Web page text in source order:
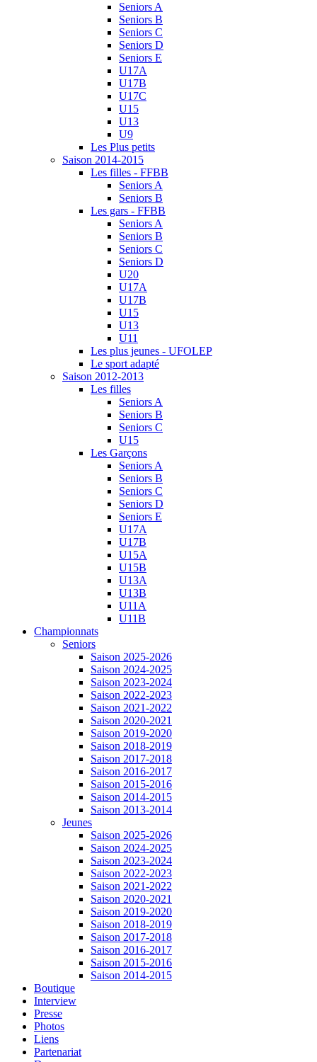
Seniors A
Seniors B
Seniors C
Seniors D
Seniors E
U17A
U17B
U17C
U15
U13
U9
Les Plus petits
Saison 2014-2015
Les filles - FFBB
Seniors A
Seniors B
Les gars - FFBB
Seniors A
Seniors B
Seniors C
Seniors D
U20
U17A
U17B
U15
U13
U11
Les plus jeunes - UFOLEP
Le sport adapté
Saison 2012-2013
Les filles
Seniors A
Seniors B
Seniors C
U15
Les Garçons
Seniors A
Seniors B
Seniors C
Seniors D
Seniors E
U17A
U17B
U15A
U15B
U13A
U13B
U11A
U11B
Championnats
Seniors
Saison 2025-2026
Saison 2024-2025
Saison 2023-2024
Saison 2022-2023
Saison 2021-2022
Saison 2020-2021
Saison 2019-2020
Saison 2018-2019
Saison 2017-2018
Saison 2016-2017
Saison 2015-2016
Saison 2014-2015
Saison 2013-2014
Jeunes
Saison 2025-2026
Saison 2024-2025
Saison 2023-2024
Saison 2022-2023
Saison 2021-2022
Saison 2020-2021
Saison 2019-2020
Saison 2018-2019
Saison 2017-2018
Saison 2016-2017
Saison 2015-2016
Saison 2014-2015
Boutique
Interview
Presse
Photos
Liens
Partenariat